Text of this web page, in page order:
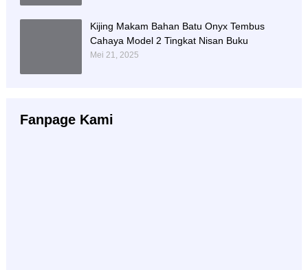
Kijing Makam Bahan Batu Onyx Tembus
Cahaya Model 2 Tingkat Nisan Buku
Mei 21, 2025
Fanpage Kami